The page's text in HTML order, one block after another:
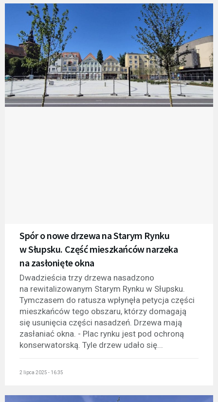
Spór o nowe drzewa na Starym Rynku
w Słupsku. Część mieszkańców narzeka
na zasłonięte okna
Dwadzieścia trzy drzewa nasadzono
na rewitalizowanym Starym Rynku w Słupsku.
Tymczasem do ratusza wpłynęła petycja części
mieszkańców tego obszaru, którzy domagają
się usunięcia części nasadzeń. Drzewa mają
zasłaniać okna. - Plac rynku jest pod ochroną
konserwatorską. Tyle drzew udało się...
2 lipca 2025 - 16:35